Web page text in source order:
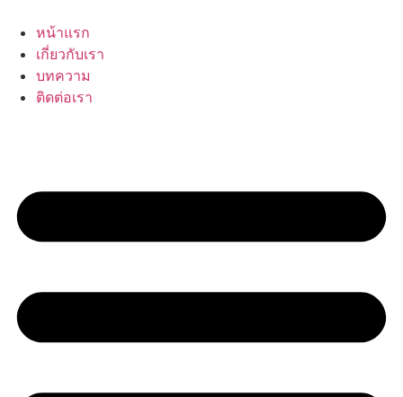
content
หน้าแรก
เกี่ยวกับเรา
บทความ
ติดต่อเรา